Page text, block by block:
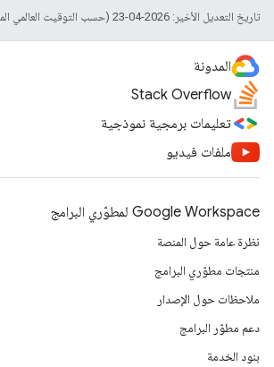
تاريخ التعديل الأخير: 2026-04-23 (حسب التوقيت العالمي المتفَّق عليه)
المدونة
Stack Overflow
تعليمات برمجية نموذجية
ملفات فيديو
Google Workspace لمطوّري البرامج
نظرة عامة حول المنصة
منتجات مطوّري البرامج
ملاحظات حول الإصدار
دعم مطوّر البرامج
بنود الخدمة